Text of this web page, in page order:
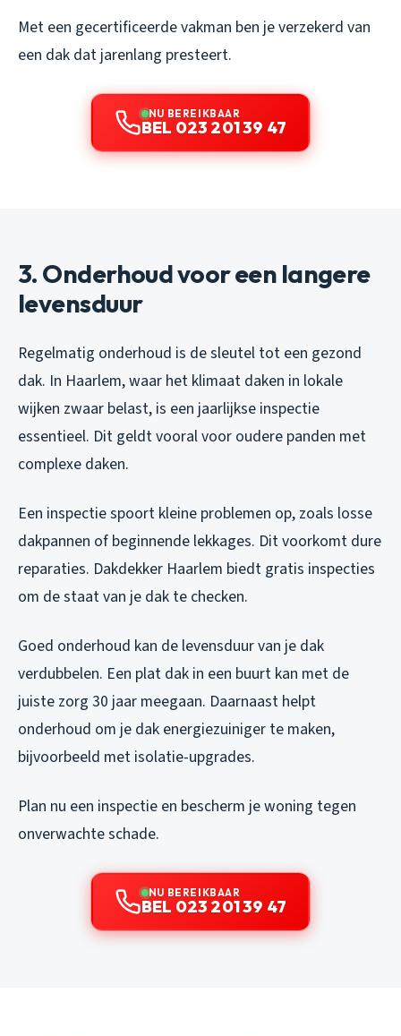
Met een gecertificeerde vakman ben je verzekerd van
een dak dat jarenlang presteert.
NU BEREIKBAAR
BEL 023 201 39 47
3. Onderhoud voor een langere
levensduur
Regelmatig onderhoud is de sleutel tot een gezond
dak. In Haarlem, waar het klimaat daken in lokale
wijken zwaar belast, is een jaarlijkse inspectie
essentieel. Dit geldt vooral voor oudere panden met
complexe daken.
Een inspectie spoort kleine problemen op, zoals losse
dakpannen of beginnende lekkages. Dit voorkomt dure
reparaties. Dakdekker Haarlem biedt gratis inspecties
om de staat van je dak te checken.
Goed onderhoud kan de levensduur van je dak
verdubbelen. Een plat dak in een buurt kan met de
juiste zorg 30 jaar meegaan. Daarnaast helpt
onderhoud om je dak energiezuiniger te maken,
bijvoorbeeld met isolatie-upgrades.
Plan nu een inspectie en bescherm je woning tegen
onverwachte schade.
NU BEREIKBAAR
BEL 023 201 39 47